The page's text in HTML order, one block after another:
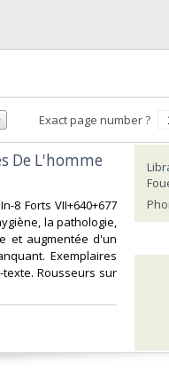
Exact page number ?
De L'homme
8 Forts VII+640+677
la pathologie,
et augmentée d'un
Exemplaires
Rousseurs sur